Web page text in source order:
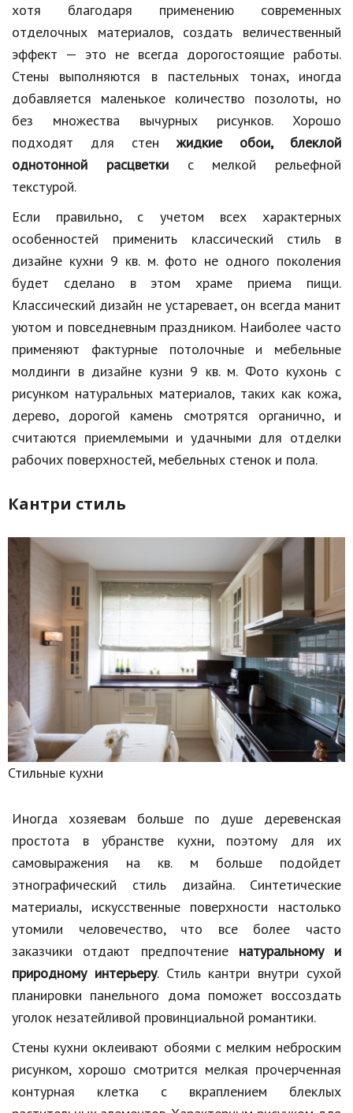
хотя благодаря применению современных
отделочных материалов, создать величественный
эффект — это не всегда дорогостоящие работы.
Стены выполняются в пастельных тонах, иногда
добавляется маленькое количество позолоты, но
без множества вычурных рисунков. Хорошо
подходят для стенжидкие обои, блеклой
однотонной расцветкис мелкой рельефной
текстурой.
Если правильно, с учетом всех характерных
особенностей применить классический стиль в
дизайне кухни 9 кв. м. фото не одного поколения
будет сделано в этом храме приема пищи.
Классический дизайн не устаревает, он всегда манит
уютом и повседневным праздником. Наиболее часто
применяют фактурные потолочные и мебельные
молдинги в дизайне кузни 9 кв. м. Фото кухонь с
рисунком натуральных материалов, таких как кожа,
дерево, дорогой камень смотрятся органично, и
считаются приемлемыми и удачными для отделки
рабочих поверхностей, мебельных стенок и пола.
Кантри стиль
Стильные кухни
Иногда хозяевам больше по душе деревенская
простота в убранстве кухни, поэтому для их
самовыражения на кв. м больше подойдет
этнографический стиль дизайна. Синтетические
материалы, искусственные поверхности настолько
утомили человечество, что все более часто
заказчики отдают предпочтение натуральному и
природному интерьеру. Стиль кантри внутри сухой
планировки панельного дома поможет воссоздать
уголок незатейливой провинциальной романтики.
Стены кухни оклеивают обоями с мелким неброским
рисунком, хорошо смотрится мелкая прочерченная
контурная клетка с вкраплением блеклых